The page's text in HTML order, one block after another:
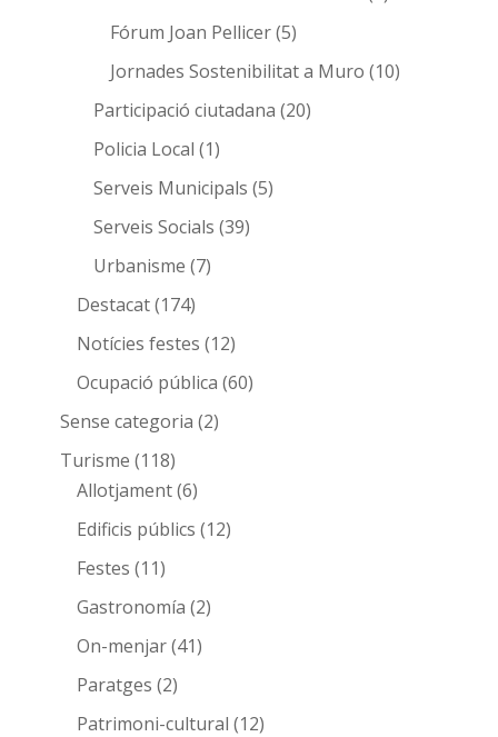
Fórum Joan Pellicer(5)
Jornades Sostenibilitat a Muro (10)
Participació ciutadana (20)
Policia Local (1)
Serveis Municipals (5)
Serveis Socials (39)
Urbanisme (7)
Destacat(174)
Notícies festes (12)
Ocupació pública (60)
Sense categoria (2)
Turisme (118)
Allotjament(6)
Edificis públics (12)
Festes (11)
Gastronomía (2)
On-menjar(41)
Paratges (2)
Patrimoni-cultural (12)